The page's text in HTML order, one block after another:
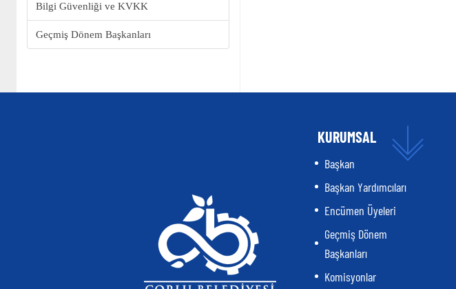
Bilgi Güvenliği ve KVKK
Geçmiş Dönem Başkanları
KURUMSAL
Başkan
Başkan Yardımcıları
Encümen Üyeleri
Geçmiş Dönem
Başkanları
Komisyonlar